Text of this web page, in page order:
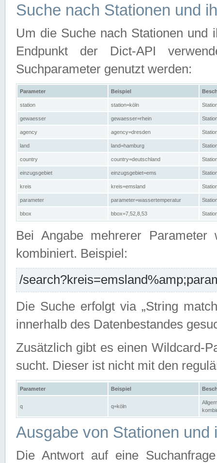
Suche nach Stationen und
Um die Suche nach Stationen und
Endpunkt der Dict-API
Suchparameter genutzt werden:
Parameter Beispiel
station station=köln
gewaesser gewaesser=rhein
agency agency=dresden
land land=hamburg
country country=deutschland
einzugsgebiet einzugsgebiet=ems
kreis kreis=emsland
parameter parameter=wassertemperatur
bbox bbox=7,52,8,53
Bei Angabe mehrerer Parameter
kombiniert. Beispiel:
/
Die Suche erfolgt via „String
innerhalb des Datenbestandes
Zusätzlich gibt es einen Wildcard-
sucht. Dieser ist nicht mit den
Parameter Beispiel
q q=köln
Ausgabe von Stationen und
Die Antwort auf eine